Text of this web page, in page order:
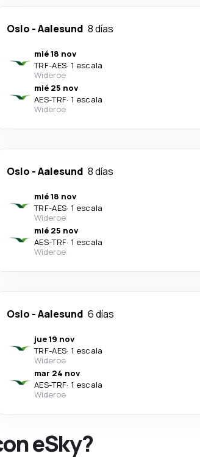
Oslo -Aalesund 8 días
mié 18 nov
TRF-AES· 1 escala
Wideroe
mié 25 nov
AES-TRF· 1 escala
Wideroe
Oslo -Aalesund 8 días
mié 18 nov
TRF-AES· 1 escala
Wideroe
mié 25 nov
AES-TRF· 1 escala
Wideroe
Oslo -Aalesund 6 días
jue 19 nov
TRF-AES· 1 escala
Wideroe
mar 24 nov
AES-TRF· 1 escala
Wideroe
eSky?